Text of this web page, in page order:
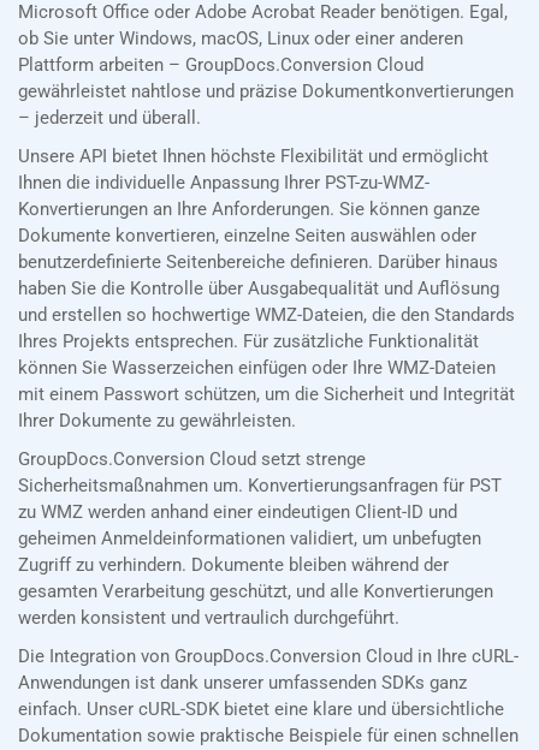
Microsoft Office oder Adobe Acrobat Reader benötigen. Egal,
ob Sie unter Windows, macOS, Linux oder einer anderen
Plattform arbeiten – GroupDocs.Conversion Cloud
gewährleistet nahtlose und präzise Dokumentkonvertierungen
– jederzeit und überall.
Unsere API bietet Ihnen höchste Flexibilität und ermöglicht
Ihnen die individuelle Anpassung Ihrer PST-zu-WMZ-
Konvertierungen an Ihre Anforderungen. Sie können ganze
Dokumente konvertieren, einzelne Seiten auswählen oder
benutzerdefinierte Seitenbereiche definieren. Darüber hinaus
haben Sie die Kontrolle über Ausgabequalität und Auflösung
und erstellen so hochwertige WMZ-Dateien, die den Standards
Ihres Projekts entsprechen. Für zusätzliche Funktionalität
können Sie Wasserzeichen einfügen oder Ihre WMZ-Dateien
mit einem Passwort schützen, um die Sicherheit und Integrität
Ihrer Dokumente zu gewährleisten.
GroupDocs.Conversion Cloud setzt strenge
Sicherheitsmaßnahmen um. Konvertierungsanfragen für PST
zu WMZ werden anhand einer eindeutigen Client-ID und
geheimen Anmeldeinformationen validiert, um unbefugten
Zugriff zu verhindern. Dokumente bleiben während der
gesamten Verarbeitung geschützt, und alle Konvertierungen
werden konsistent und vertraulich durchgeführt.
Die Integration von GroupDocs.Conversion Cloud in Ihre cURL-
Anwendungen ist dank unserer umfassenden SDKs ganz
einfach. Unser cURL-SDK bietet eine klare und übersichtliche
Dokumentation sowie praktische Beispiele für einen schnellen